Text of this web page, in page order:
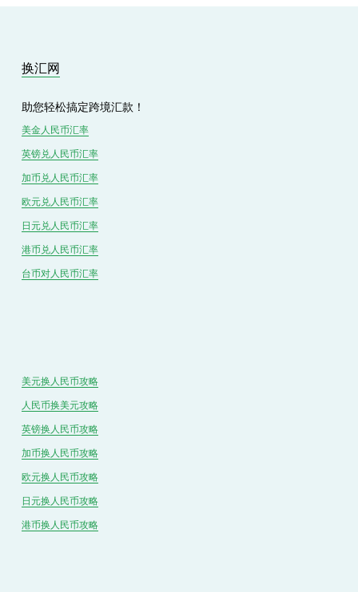
换汇网
助您轻松搞定跨境汇款！
美金人民币汇率
英镑兑人民币汇率
加币兑人民币汇率
欧元兑人民币汇率
日元兑人民币汇率
港币兑人民币汇率
台币对人民币汇率
美元换人民币攻略
人民币换美元攻略
英镑换人民币攻略
加币换人民币攻略
欧元换人民币攻略
日元换人民币攻略
港币换人民币攻略